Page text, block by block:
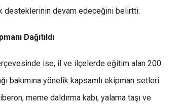
devam edeceğini belirtti.
Dağıtıldı
ise, il ve ilçelerde eğitim alan 200
bakımına yönelik kapsamlı ekipman setleri
meme daldırma kabı, yalama taşı ve